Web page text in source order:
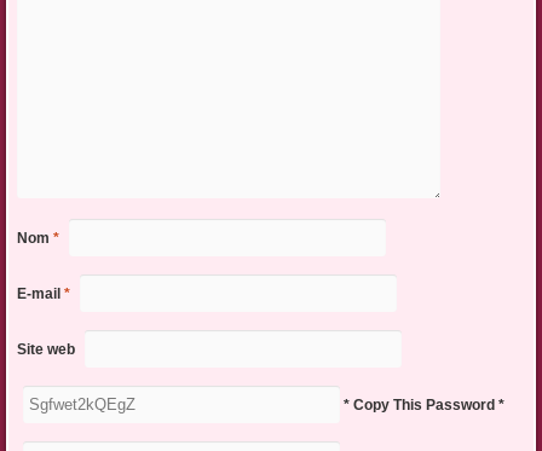
Nom *
E-mail *
Site web
* Copy This Password *